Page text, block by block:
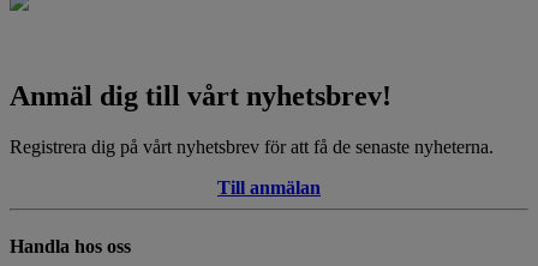
Anmäl dig till vårt nyhetsbrev!
Registrera dig på vårt nyhetsbrev för att få de senaste nyheterna.
Till anmälan
Handla hos oss